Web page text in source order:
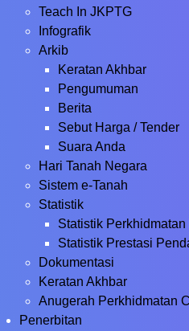
Teach In JKPTG
Infografik
Arkib
Keratan Akhbar
Pengumuman
Berita
Sebut Harga / Tender
Suara Anda
Hari Tanah Negara
Sistem e-Tanah
Statistik
Statistik
Statistik Prestasi
Dokumentasi
Keratan Akhbar
Anugerah Perkhidmatan
Penerbitan